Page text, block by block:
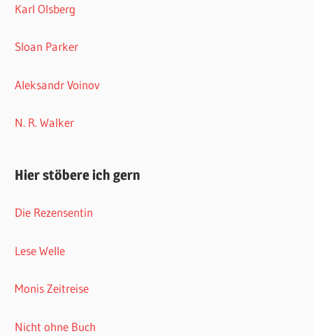
Karl Olsberg
Sloan Parker
Aleksandr Voinov
N. R. Walker
Hier stöbere ich gern
Die Rezensentin
Lese Welle
Monis Zeitreise
Nicht ohne Buch